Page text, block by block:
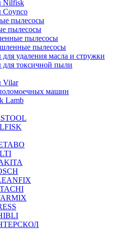
Nilfisk
пылесосы
пылесосы
пылесосы
пылесосы
удаления масла и стружки
токсичной пыли
Vilar
машин
Lamb